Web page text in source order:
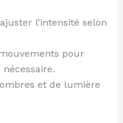
l’intensité selon
pour
et de lumière